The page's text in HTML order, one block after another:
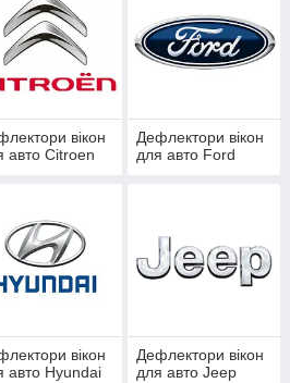
вікон
авто Citroen
Дефлектори вікон
для авто Ford
вікон
авто Hyundai
Дефлектори вікон
для авто Jeep